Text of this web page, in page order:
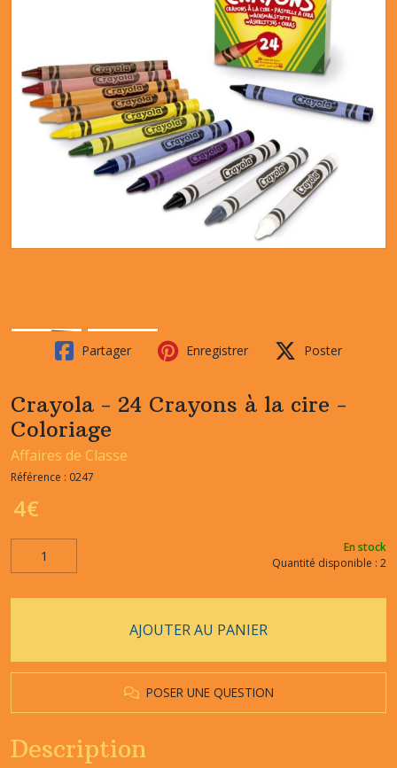
Partager Enregistrer Poster
Crayola - 24 Crayons à la cire -
Coloriage
Affaires de Classe
Référence : 0247
4€
En stock
Quantité disponible : 2
AJOUTER AU PANIER
POSER UNE QUESTION
Description